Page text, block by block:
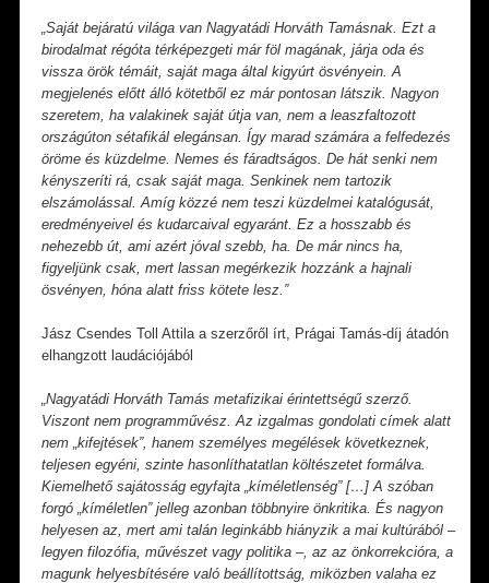
„Saját bejáratú világa van Nagyatádi Horváth Tamásnak. Ezt a
birodalmat régóta térképezgeti már föl magának, járja oda és
vissza örök témáit, saját maga által kigyúrt ösvényein. A
megjelenés előtt álló kötetből ez már pontosan látszik. Nagyon
szeretem, ha valakinek saját útja van, nem a leaszfaltozott
országúton sétafikál elegánsan. Így marad számára a felfedezés
öröme és küzdelme. Nemes és fáradtságos. De hát senki nem
kényszeríti rá, csak saját maga. Senkinek nem tartozik
elszámolással. Amíg közzé nem teszi küzdelmei katalógusát,
eredményeivel és kudarcaival egyaránt. Ez a hosszabb és
nehezebb út, ami azért jóval szebb, ha. De már nincs ha,
figyeljünk csak, mert lassan megérkezik hozzánk a hajnali
ösvényen, hóna alatt friss kötete lesz.”
Jász Csendes Toll Attila a szerzőről írt, Prágai Tamás-díj átadón
elhangzott laudációjából
„Nagyatádi Horváth Tamás metafizikai érintettségű szerző.
Viszont nem programművész. Az izgalmas gondolati címek alatt
nem „kifejtések”, hanem személyes megélések következnek,
teljesen egyéni, szinte hasonlíthatatlan költészetet formálva.
Kiemelhető sajátosság egyfajta „kíméletlenség” […] A szóban
forgó „kíméletlen” jelleg azonban többnyire önkritika. És nagyon
helyesen az, mert ami talán leginkább hiányzik a mai kultúrából –
legyen filozófia, művészet vagy politika –, az az önkorrekcióra, a
magunk helyesbítésére való beállítottság, miközben valaha ez